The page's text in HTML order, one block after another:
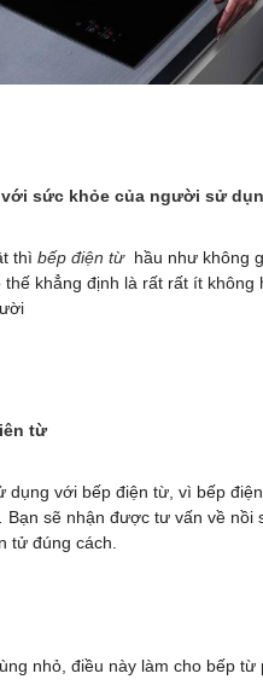
sức khỏe của người sử
thì bếp điện từhầu như không
khẳng định là rất rất ít
từ
dụng với bếp điện từ, vì bếp
Bạn sẽ nhận được tư vấn về nồi
tử đúng cách.
nhỏ, điều này làm cho bếp